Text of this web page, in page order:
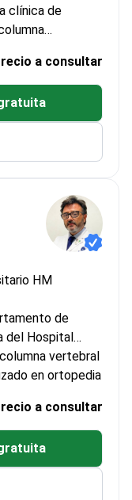
clínica de
Hospital de
incluye el
y la
como parte
especialista en
una
robótica,
a consultar
HM
de
del Hospital
vertebral
en ortopedia
hospital
diplomas
para lesiones
a consultar